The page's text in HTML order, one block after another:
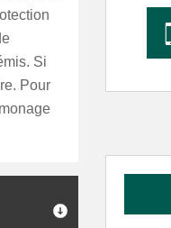
Si
Pour